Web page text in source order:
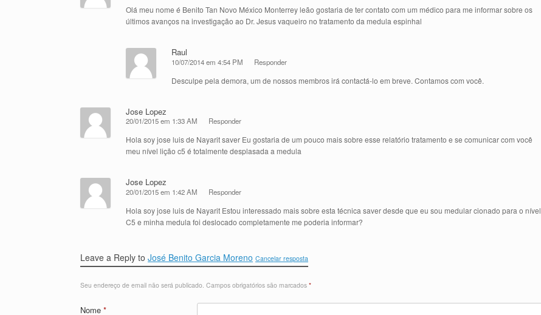
Olá meu nome é Benito Tan Novo México Monterrey leão gostaria de ter contato com um médico para me informar sobre os
últimos avanços na investigação ao Dr. Jesus vaqueiro no tratamento da medula espinhal
Raul
10/07/2014 em 4:54 PM Responder
Desculpe pela demora, um de nossos membros irá contactá-lo em breve. Contamos com você.
Jose Lopez
20/01/2015 em 1:33 AM Responder
Hola soy jose luis de Nayarit saver Eu gostaria de um pouco mais sobre esse relatório tratamento e se comunicar com você
meu nível lição c5 é totalmente desplasada a medula
Jose Lopez
20/01/2015 em 1:42 AM Responder
Hola soy jose luis de Nayarit Estou interessado mais sobre esta técnica saver desde que eu sou medular cionado para o nível
C5 e minha medula foi deslocado completamente me poderia informar?
Leave a Reply to José Benito Garcia Moreno Cancelar resposta
Seu endereço de email não será publicado. Campos obrigatórios são marcados *
Nome *